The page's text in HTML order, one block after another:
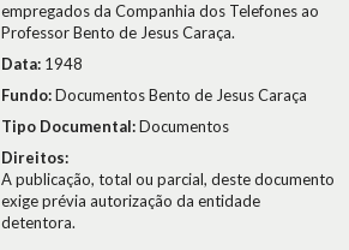
empregados da Companhia dos Telefones ao
Professor Bento de Jesus Caraça.
Data: 1948
Fundo:Documentos Bento de Jesus Caraça
Tipo Documental:Documentos
Direitos:
A publicação, total ou parcial, deste documento
exige prévia autorização da entidade
detentora.